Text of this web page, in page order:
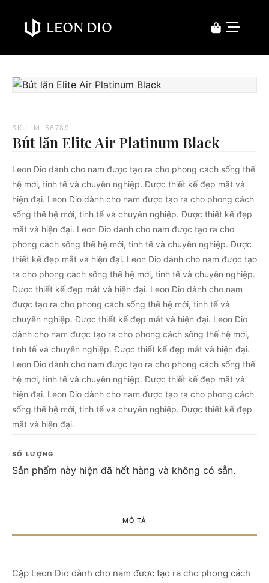
SKU: ML56789
Bút lăn Elite Air Platinum Black
Leon Dio dành cho nam được tạo ra cho phong cách sống thế
hệ mới, tinh tế và chuyên nghiệp. Được thiết kế đẹp mắt và
hiện đại. Leon Dio dành cho nam được tạo ra cho phong cách
sống thế hệ mới, tinh tế và chuyên nghiệp. Được thiết kế đẹp
mắt và hiện đại. Leon Dio dành cho nam được tạo ra cho
phong cách sống thế hệ mới, tinh tế và chuyên nghiệp. Được
thiết kế đẹp mắt và hiện đại. Leon Dio dành cho nam được tạo
ra cho phong cách sống thế hệ mới, tinh tế và chuyên nghiệp.
Được thiết kế đẹp mắt và hiện đại. Leon Dio dành cho nam
được tạo ra cho phong cách sống thế hệ mới, tinh tế và
chuyên nghiệp. Được thiết kế đẹp mắt và hiện đại. Leon Dio
dành cho nam được tạo ra cho phong cách sống thế hệ mới,
tinh tế và chuyên nghiệp. Được thiết kế đẹp mắt và hiện đại.
Leon Dio dành cho nam được tạo ra cho phong cách sống thế
hệ mới, tinh tế và chuyên nghiệp. Được thiết kế đẹp mắt và
hiện đại. Leon Dio dành cho nam được tạo ra cho phong cách
sống thế hệ mới, tinh tế và chuyên nghiệp. Được thiết kế đẹp
mắt và hiện đại.
SỐ LƯỢNG
Sản phẩm này hiện đã hết hàng và không có sẵn.
MÔ TẢ
Cặp Leon Dio dành cho nam được tạo ra cho phong cách